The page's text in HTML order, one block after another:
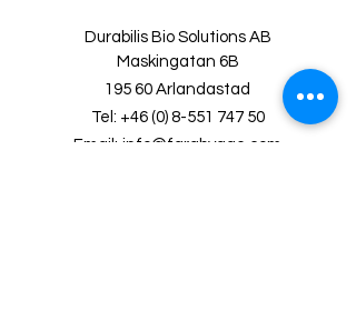
Durabilis Bio Solutions AB
Maskingatan 6B
195 60 Arlandastad
Tel: +46 (0) 8-551 747 50
Email: info@fargbygge.com